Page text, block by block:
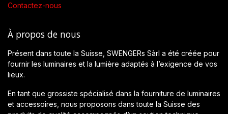
Contactez-nous
À propos de nous
Présent dans toute la Suisse, SWENGERs Sàrl a été créée pour
fournir les luminaires et la lumière adaptés à l’exigence de vos
lieux.
En tant que grossiste spécialisé dans la fourniture de luminaires
et accessoires, nous proposons dans toute la Suisse des